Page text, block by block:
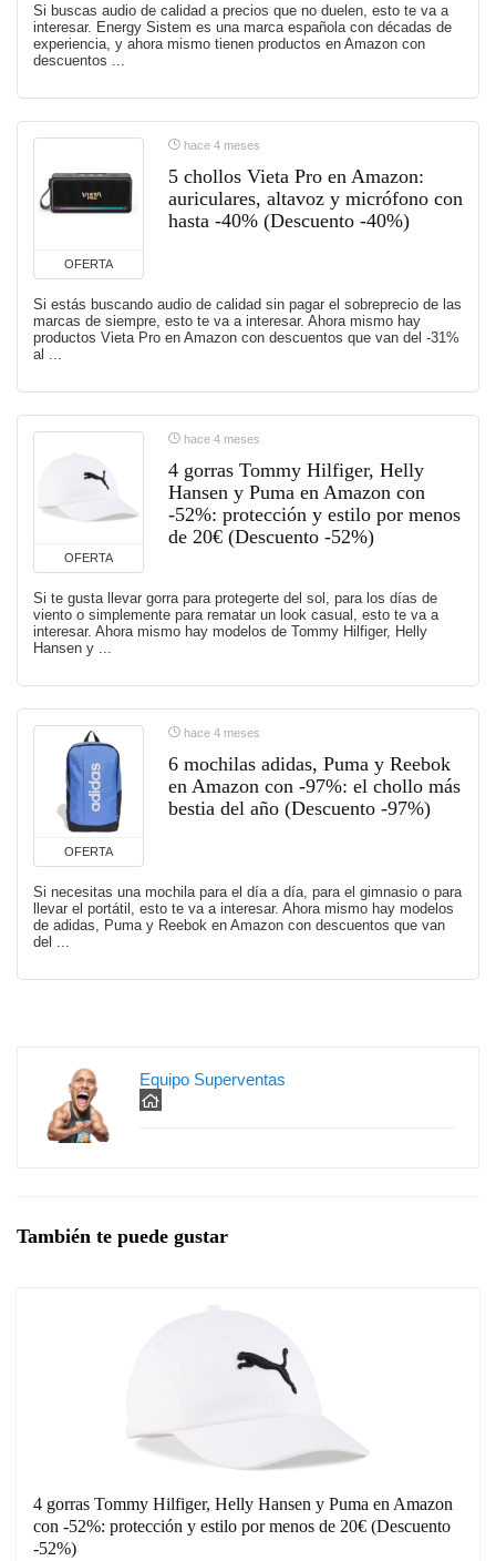
Si buscas audio de calidad a precios que no duelen, esto te va a
interesar. Energy Sistem es una marca española con décadas de
experiencia, y ahora mismo tienen productos en Amazon con
descuentos ...
OFERTA
hace 4 meses
5 chollos Vieta Pro en Amazon:
auriculares, altavoz y micrófono con
hasta -40% (Descuento -40%)
Si estás buscando audio de calidad sin pagar el sobreprecio de las
marcas de siempre, esto te va a interesar. Ahora mismo hay
productos Vieta Pro en Amazon con descuentos que van del -31%
al ...
OFERTA
hace 4 meses
4 gorras Tommy Hilfiger, Helly
Hansen y Puma en Amazon con
-52%: protección y estilo por menos
de 20€ (Descuento -52%)
Si te gusta llevar gorra para protegerte del sol, para los días de
viento o simplemente para rematar un look casual, esto te va a
interesar. Ahora mismo hay modelos de Tommy Hilfiger, Helly
Hansen y ...
OFERTA
hace 4 meses
6 mochilas adidas, Puma y Reebok
en Amazon con -97%: el chollo más
bestia del año (Descuento -97%)
Si necesitas una mochila para el día a día, para el gimnasio o para
llevar el portátil, esto te va a interesar. Ahora mismo hay modelos
de adidas, Puma y Reebok en Amazon con descuentos que van
del ...
Equipo Superventas
También te puede gustar
4 gorras Tommy Hilfiger, Helly Hansen y Puma en Amazon
con -52%: protección y estilo por menos de 20€ (Descuento
-52%)